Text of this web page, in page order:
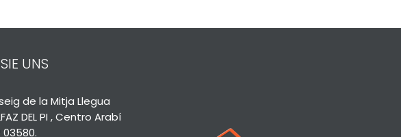
UNS
de la Mitja Llegua
DEL PI , Centro Arabí
03580.